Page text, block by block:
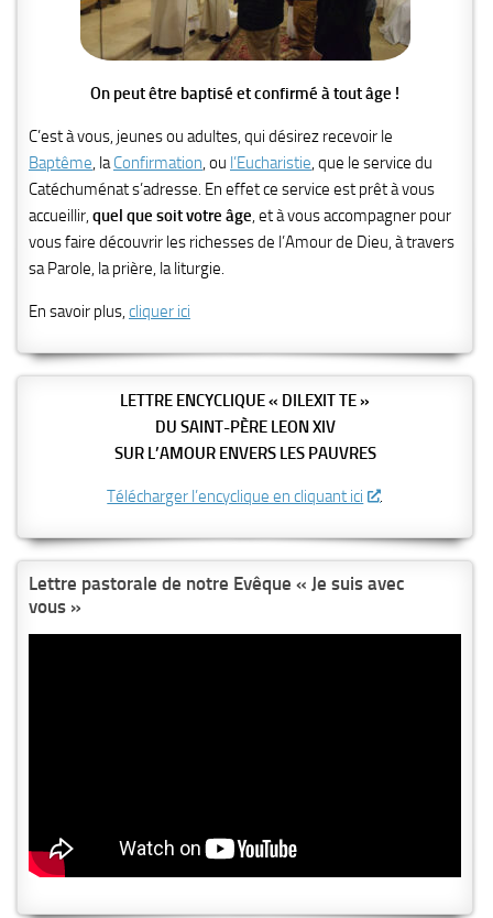
On peut être baptisé et confirmé à tout âge !
C’est à vous, jeunes ou adultes, qui désirez recevoir le
Baptême, laConfirmation, ou l’Eucharistie, que le service du
Catéchuménat s’adresse. En effet ce service est prêt à vous
accueillir, quel que soit votre âge, et à vous accompagner pour
vous faire découvrir les richesses de l’Amour de Dieu, à travers
sa Parole, la prière, la liturgie.
En savoir plus, cliquer ici
LETTRE ENCYCLIQUE « DILEXIT TE »
DU SAINT-PÈRE LEON XIV
SUR L’AMOUR ENVERS LES PAUVRES
Télécharger l’encyclique en cliquant ici .
Lettre pastorale de notre Evêque « Je suis avec
vous »